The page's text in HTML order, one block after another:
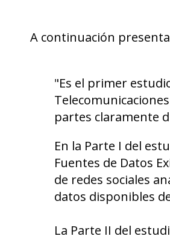
A continuación
"Es el primer
partes claramente
En la Parte I del
Fuentes de Datos
de redes sociales
datos disponibles
La Parte II del